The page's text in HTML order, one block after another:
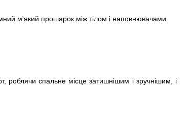
м'який прошарок між тілом і наповнювачами.
роблячи спальне місце затишнішим і зручнішим, і